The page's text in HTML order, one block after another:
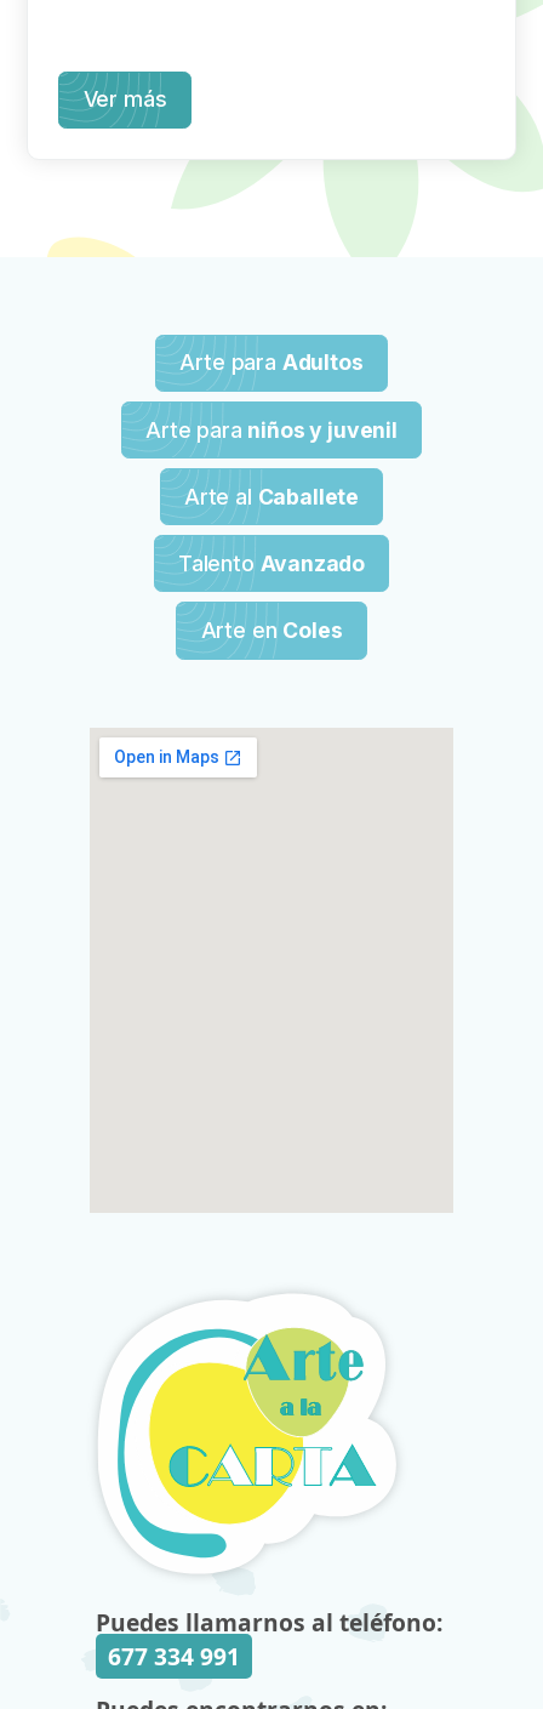
Ver más
Puedes llamarnos al teléfono:
677 334 991
Arte para Adultos
Arte para niños y juvenil
Arte al Caballete
Talento Avanzado
Arte en Coles